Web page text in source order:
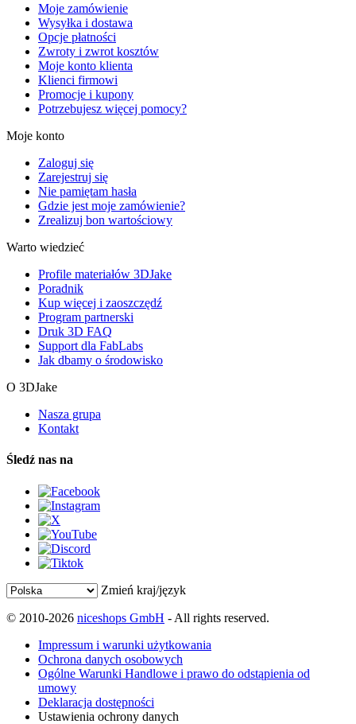
Moje zamówienie
Wysyłka i dostawa
Opcje płatności
Zwroty i zwrot kosztów
Moje konto klienta
Klienci firmowi
Promocje i kupony
Potrzebujesz więcej pomocy?
Moje konto
Zaloguj się
Zarejestruj się
Nie pamiętam hasła
Gdzie jest moje zamówienie?
Zrealizuj bon wartościowy
Warto wiedzieć
Profile materiałów 3DJake
Poradnik
Kup więcej i zaoszczędź
Program partnerski
Druk 3D FAQ
Support dla FabLabs
Jak dbamy o środowisko
O 3DJake
Nasza grupa
Kontakt
Śledź nas na
Zmień kraj/język
© 2010-2026 niceshops GmbH - All rights reserved.
Impressum i warunki użytkowania
Ochrona danych osobowych
Ogólne Warunki Handlowe i prawo do odstąpienia od
umowy
Deklaracja dostępności
Ustawienia ochrony danych